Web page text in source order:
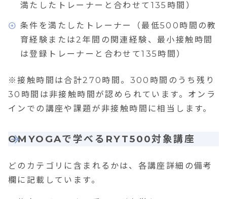
満たしたトレーナーと合わせて135時間）
条件を満たしたトレーナー（最低500時間の教
育経験または2年間の関連経験、最小接触時間
は登録トレーナーと合わせて135時間）
※接触時間は合計270時間。300時間のうち残り
30時間は非接触時間が認められています。オンラ
インでの講座や課題が非接触時間に相当します。
OMYOGAで学べるRYT500対象講座
どのカテゴリに含まれるかは、各講座詳細の備考
欄に記載しています。